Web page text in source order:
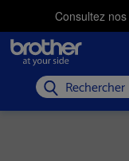
Consultez nos
Rechercher